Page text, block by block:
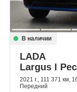
В наличии
LADA
Largus I
2021 г., 111 371 км,
Передний